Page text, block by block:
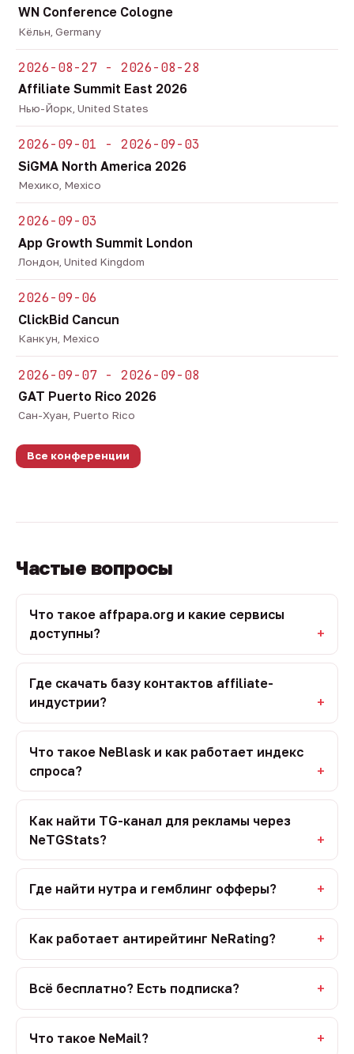
WN Conference Cologne
Кёльн, Germany
2026-08-27 - 2026-08-28
Affiliate Summit East 2026
Нью-Йорк, United States
2026-09-01 - 2026-09-03
SiGMA North America 2026
Мехико, Mexico
2026-09-03
App Growth Summit London
Лондон, United Kingdom
2026-09-06
ClickBid Cancun
Канкун, Mexico
2026-09-07 - 2026-09-08
GAT Puerto Rico 2026
Сан-Хуан, Puerto Rico
Все конференции
Частые вопросы
Что такое affpapa.org и какие сервисы
доступны?
Где скачать базу контактов affiliate-
индустрии?
Что такое NeBlask и как работает индекс
спроса?
Как найти TG-канал для рекламы через
NeTGStats?
Где найти нутра и гемблинг офферы?
Как работает антирейтинг NeRating?
Всё бесплатно? Есть подписка?
Что такое NeMail?